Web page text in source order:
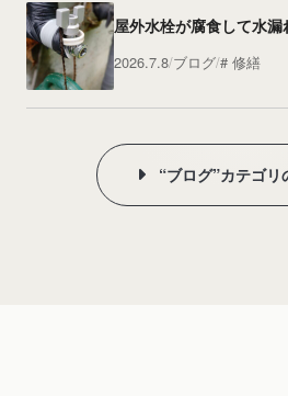
屋外水栓が腐食して水
2026.7.8 ブログ 修繕
“ブログ”カテゴリ